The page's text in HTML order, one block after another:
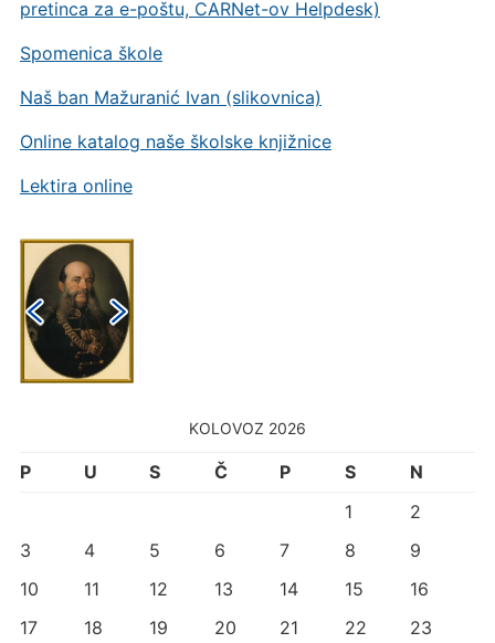
pretinca za e-poštu, CARNet-ov Helpdesk)
Spomenica škole
Naš ban Mažuranić Ivan (slikovnica)
Online katalog naše školske knjižnice
Lektira online
KOLOVOZ 2026
P U S Č P S
N
1
2
3
4 5 6 7 8
9
10
11 12 13 14 15
16
17
18 19 20 21 22
23